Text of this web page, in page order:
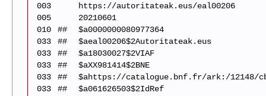
003
https://autoritateak.eus/eal00206
005
20210601
010
##
$a0000000080977364
033
##
$aeal00206$2Autoritateak.eus
033
##
$a18030027$2VIAF
033
##
$aXX981414$2BNE
033
##
$ahttps://catalogue.bnf.fr/ark:/12148/
033
##
$a061626503$2IdRef